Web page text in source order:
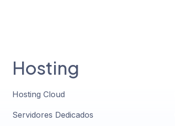
Hosting
Hosting Cloud
Servidores Dedicados